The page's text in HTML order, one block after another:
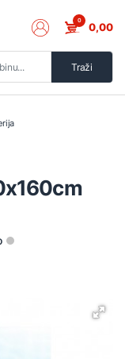
Traži
0 0,00